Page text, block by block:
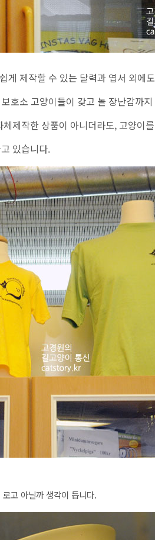
게 제작할 수 있는 달력과 엽서 외에도
호소 고양이들이 갖고 놀 장난감까지
제작한 상품이 아니더라도, 고양이를
있습니다.
고 아닐까 생각이 듭니다.